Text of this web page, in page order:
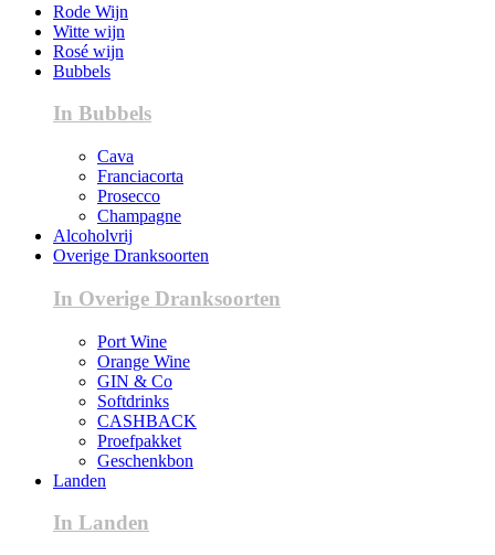
Rode Wijn
Witte wijn
Rosé wijn
Bubbels
In Bubbels
Cava
Franciacorta
Prosecco
Champagne
Alcoholvrij
Overige Dranksoorten
In Overige Dranksoorten
Port Wine
Orange Wine
GIN & Co
Softdrinks
CASHBACK
Proefpakket
Geschenkbon
Landen
In Landen